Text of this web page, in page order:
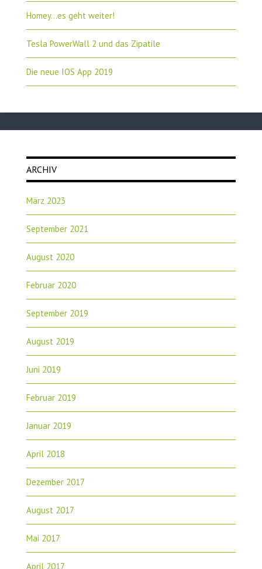
Homey…es geht weiter!
Tesla PowerWall 2 und das Zipatile
Die neue IOS App 2019
ARCHIV
März 2023
September 2021
August 2020
Februar 2020
September 2019
August 2019
Juni 2019
Februar 2019
Januar 2019
April 2018
Dezember 2017
August 2017
Mai 2017
April 2017